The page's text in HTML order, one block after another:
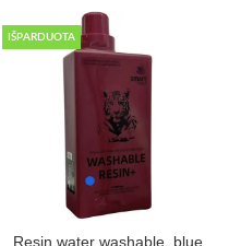
IŠPARDUOTA
Resin water washable, blue